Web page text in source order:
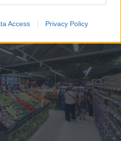
Access Privacy Policy